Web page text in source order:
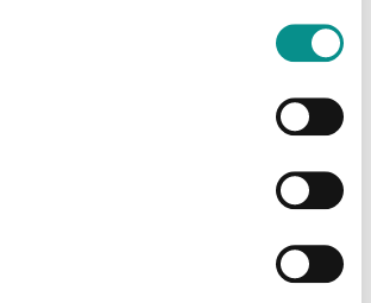
biedt uitkomst. Vervang de huidige
grote SSD en u kunt weer even
voor de SSD uit de MacBook Air